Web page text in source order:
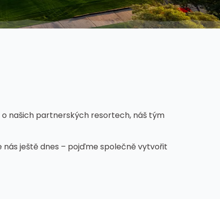
našich partnerských resortech, náš tým
ještě dnes – pojďme společně vytvořit